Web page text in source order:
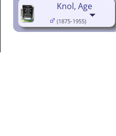
Knol, Age
(1875-1955)